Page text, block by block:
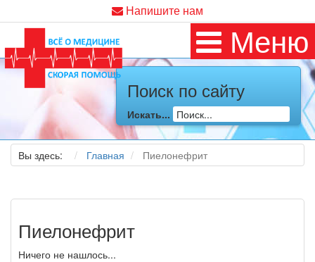
Напишите нам
Меню
Поиск по сайту
Искать...
Вы здесь: Главная Пиелонефрит
Пиелонефрит
Ничего не нашлось...